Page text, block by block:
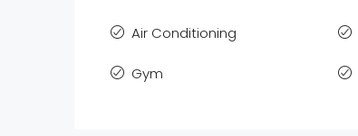
Air Conditioning
Gym